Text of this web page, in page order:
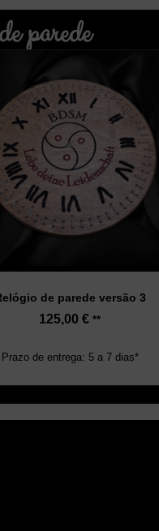
parede
de parede versão 3
125,00 € **
Prazo de entrega: 5 a 7 dias*